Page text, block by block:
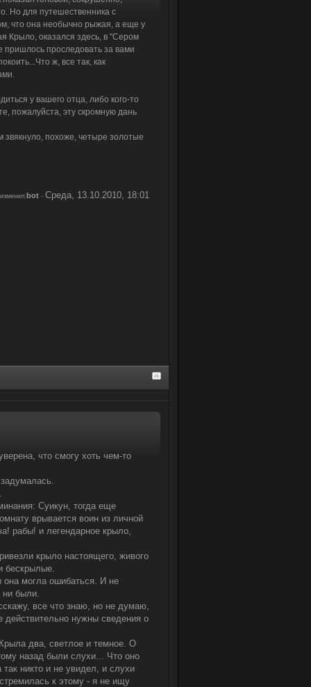
Но для путешественника с
что она необычно рыжая, а еще у
Крыло, оказался здесь, в "Сером
пришлось проследовать за вами
ж, все так, как
у вашего отца, либо кого-то
пожалуйста, эту скромную дань
похоже, четыре золотые
bot - Среда, 13.10.2010, 18:01
что смогу хоть чем-то
Суикун, тогда еще
врывается воин из личной
рабы! и легендарное крыло,
крыло настоящего, живого
бескрылые.
могла ошибаться. И не
ни были.
все что знаю, но не думаю,
нужны сведения о
два, светлое и темное. О
назад были слухи... Что оно
никто и не увидел, и слухи
к этому - я не ищу